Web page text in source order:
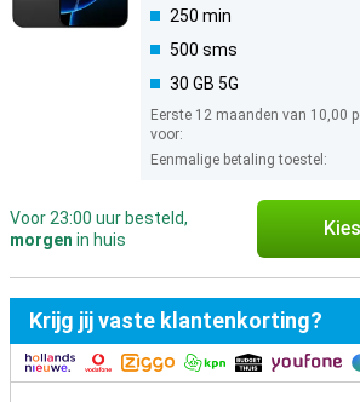
250 min
500 sms
30 GB 5G
Eerste 12 maanden van 10,00
voor:
Eenmalige betaling toestel:
Voor 23:00 uur besteld,
morgen in huis
Krijg jij vaste klantenkorting?